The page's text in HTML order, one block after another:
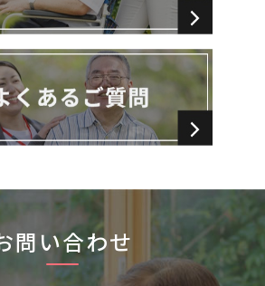
問い合わせ